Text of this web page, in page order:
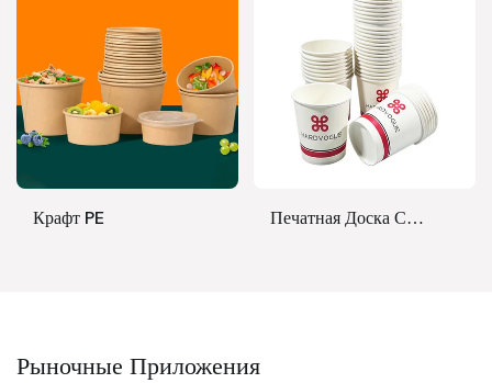
Крафт PE
Печатная Доска С
Рыночные Приложения